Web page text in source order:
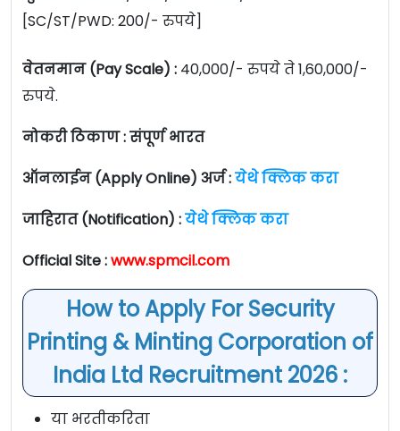
[SC/ST/PWD: 200/- रुपये]
वेतनमान (Pay Scale) : 40,000/- रुपये ते 1,60,000/-
रुपये.
नोकरी ठिकाण : संपूर्ण भारत
ऑनलाईन (Apply Online) अर्ज :येथे क्लिक करा
जाहिरात (Notification) :येथे क्लिक करा
Official Site :www.spmcil.com
How to Apply For Security
Printing & Minting Corporation of
India Ltd Recruitment 2026 :
या भरतीकरिता